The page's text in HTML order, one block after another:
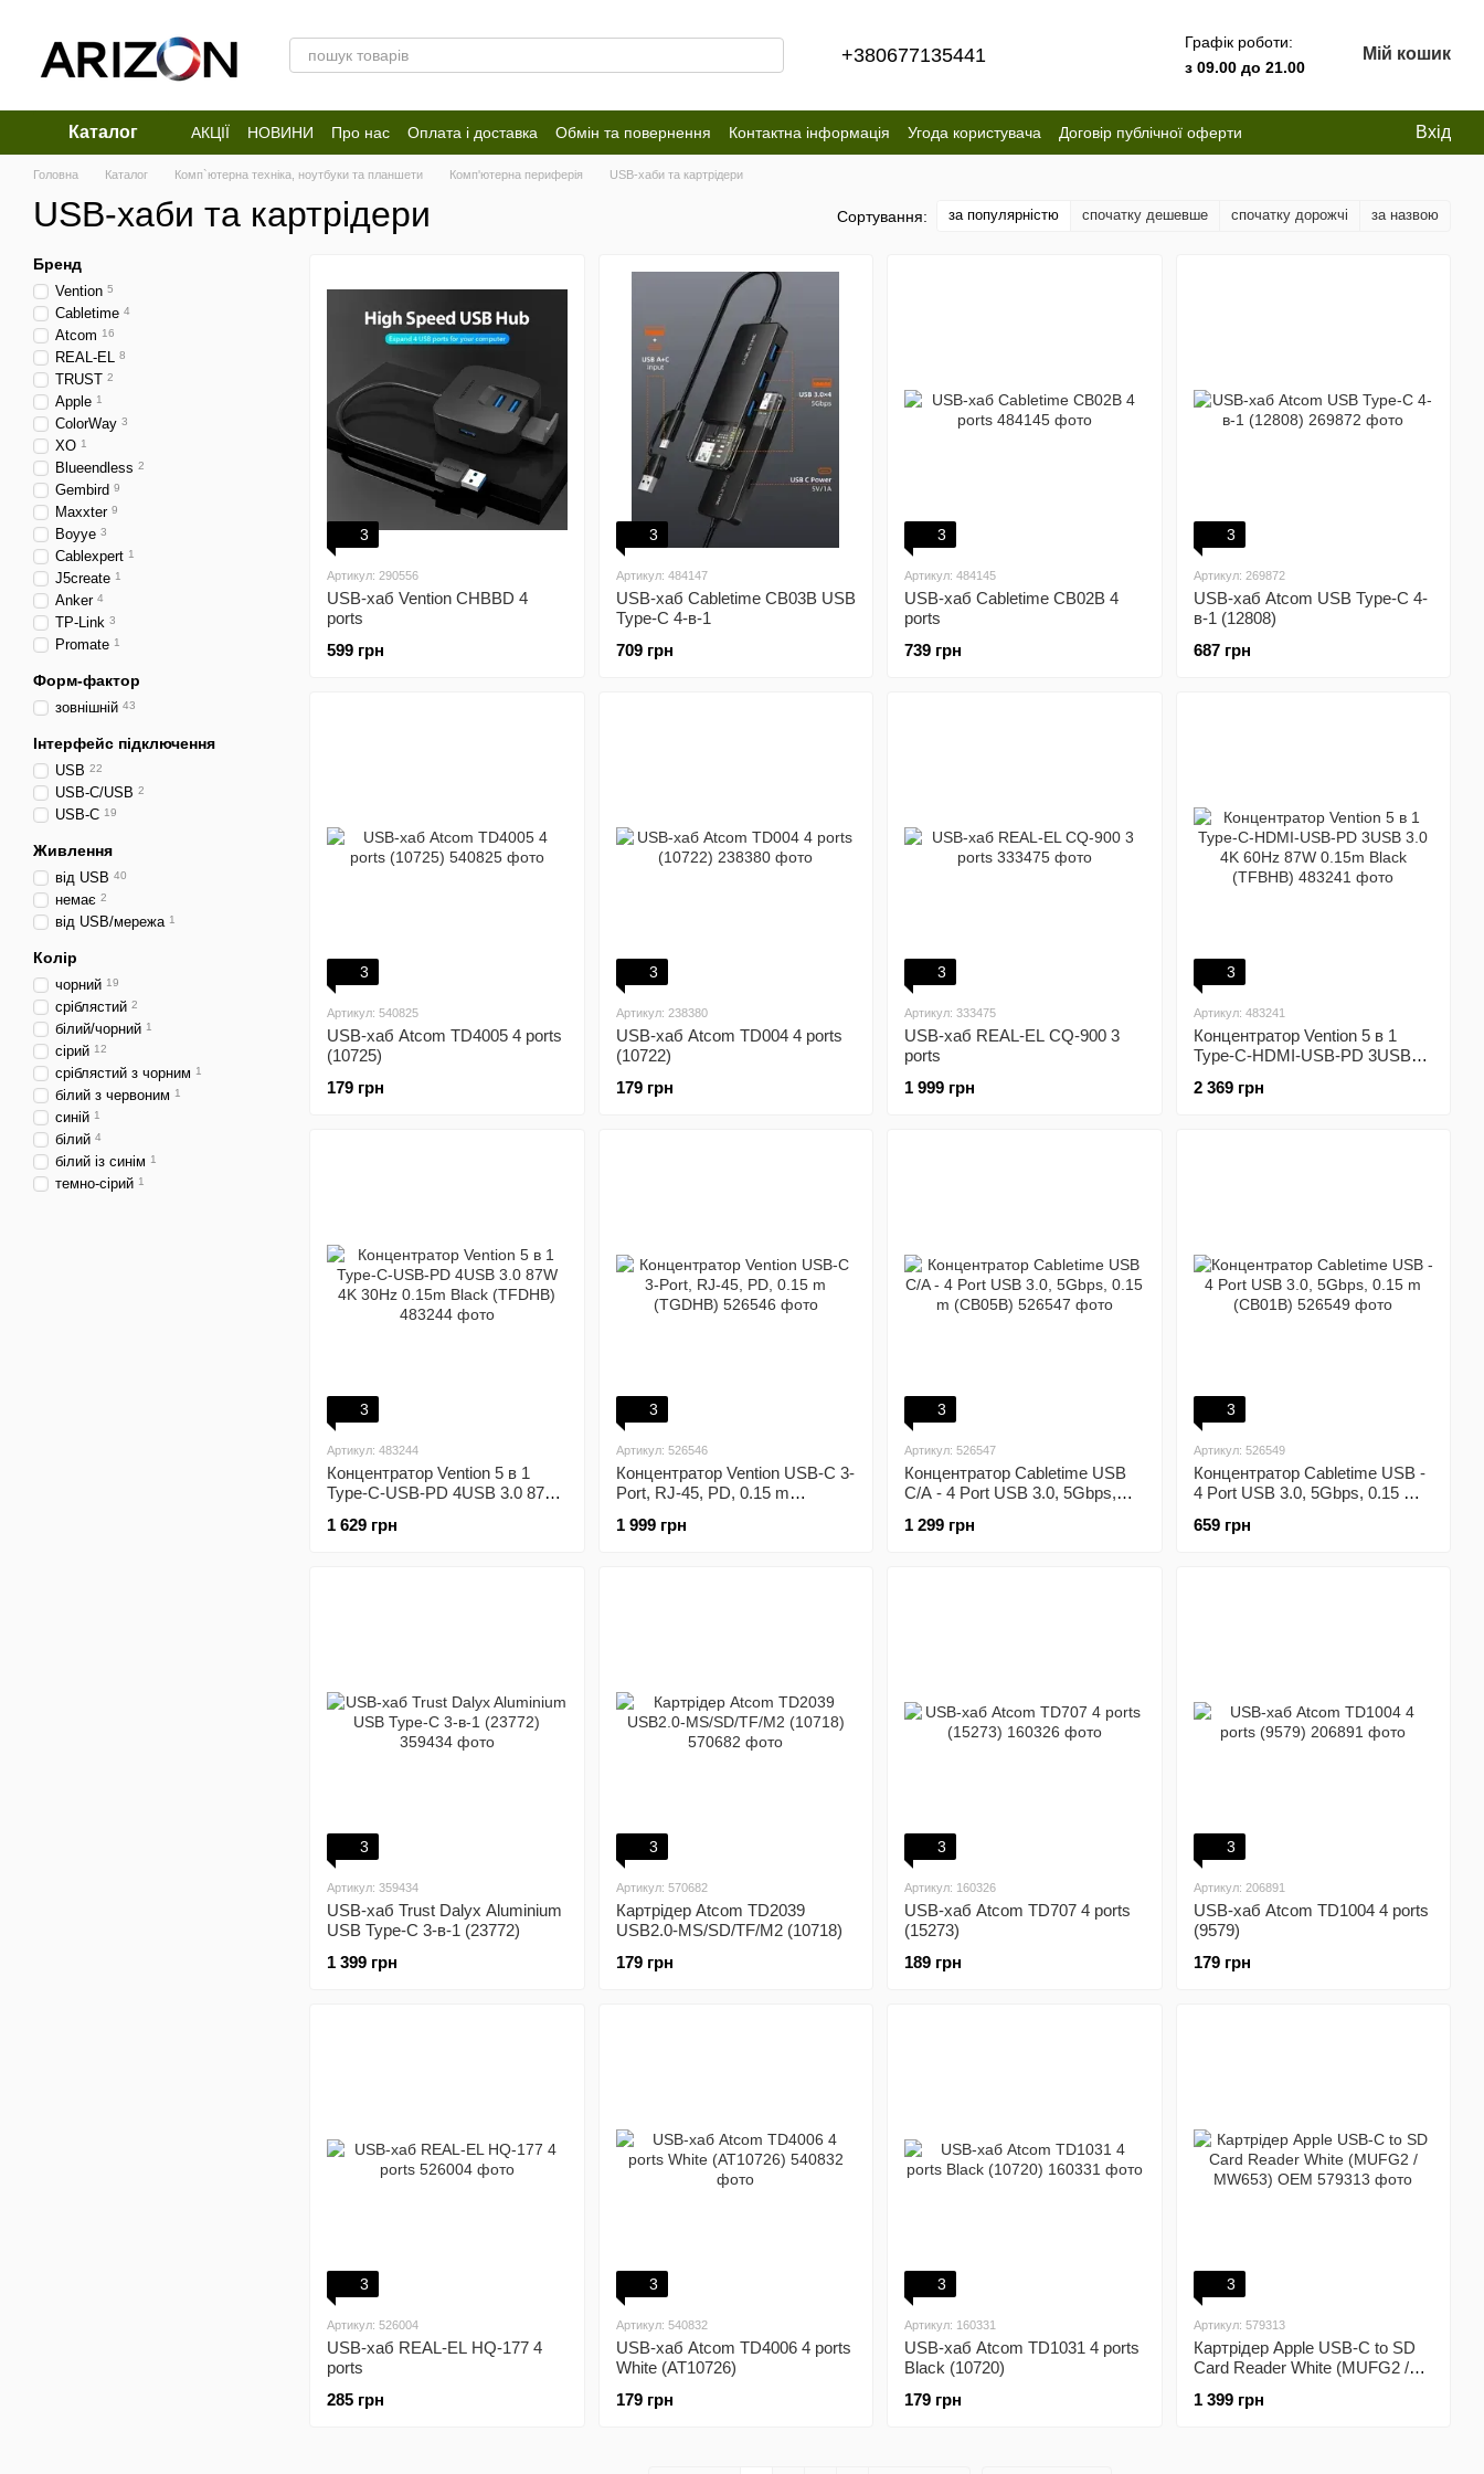
+380677135441
Графік роботи:
з 09.00 до 21.00
Мій кошик
Каталог АКЦІЇ НОВИНИ Про нас Оплата і доставка Обмін та повернення Контактна інформація Угода користувача
Договір публічної оферти
Відгуки про магазин
Вхід
Головна Каталог Комп`ютерна техніка, ноутбуки та планшети Комп'ютерна периферія USB-хаби та картрідери
USB-хаби та картрідери Сортування: за популярністю спочатку дешевше спочатку дорожчі за назвою
3
Артикул: 290556
USB-хаб Vention CHBBD 4
ports
599 грн
3
Артикул: 484147
USB-хаб Cabletime CB03B USB
Type-C 4-в-1
709 грн
3
Артикул: 484145
USB-хаб Cabletime CB02B 4
ports
739 грн
3
Артикул: 269872
USB-хаб Atcom USB Type-C 4-
в-1 (12808)
687 грн
3
Артикул: 540825
USB-хаб Atcom TD4005 4 ports
(10725)
179 грн
3
Артикул: 238380
USB-хаб Atcom TD004 4 ports
(10722)
179 грн
3
Артикул: 333475
USB-хаб REAL-EL CQ-900 3
ports
1 999 грн
3
Артикул: 483241
Концентратор Vention 5 в 1
Type-C-HDMI-USB-PD 3USB
(TFBHB)
2 369 грн
3
Артикул: 483244
Концентратор Vention 5 в 1
Type-C-USB-PD 4USB 3.0 87W
1 629 грн
3
Артикул: 526546
Концентратор Vention USB-C 3-
Port, RJ-45, PD, 0.15 m
1 999 грн
3
Артикул: 526547
Концентратор Cabletime USB
C/A - 4 Port USB 3.0, 5Gbps,
1 299 грн
3
Артикул: 526549
Концентратор Cabletime USB -
4 Port USB 3.0, 5Gbps, 0.15 m
659 грн
3
Артикул: 359434
USB-хаб Trust Dalyx Aluminium
USB Type-C 3-в-1 (23772)
1 399 грн
3
Артикул: 570682
Картрідер Atcom TD2039
USB2.0-MS/SD/TF/M2 (10718)
179 грн
3
Артикул: 160326
USB-хаб Atcom TD707 4 ports
(15273)
189 грн
3
Артикул: 206891
USB-хаб Atcom TD1004 4 ports
(9579)
179 грн
3
Артикул: 526004
USB-хаб REAL-EL HQ-177 4
ports
285 грн
3
Артикул: 540832
USB-хаб Atcom TD4006 4 ports
White (AT10726)
179 грн
3
Артикул: 160331
USB-хаб Atcom TD1031 4 ports
Black (10720)
179 грн
3
Артикул: 579313
Картрідер Apple USB-C to SD
Card Reader White (MUFG2 /
1 399 грн
Бренд
Vention 5
Cabletime 4
Atcom 16
REAL-EL 8
TRUST 2
Apple 1
ColorWay 3
XO 1
Blueendless 2
Gembird 9
Maxxter 9
Boyye 3
Cablexpert 1
J5create 1
Anker 4
TP-Link 3
Promate 1
Форм-фактор
зовнішній 43
Інтерфейс підключення
USB 22
USB-C/USB 2
USB-C 19
Живлення
від USB 40
немає 2
від USB/мережа 1
Колір
чорний 19
сріблястий 2
білий/чорний 1
сірий 12
сріблястий з чорним 1
білий з червоним 1
синій 1
білий 4
білий із синім 1
темно-сірий 1